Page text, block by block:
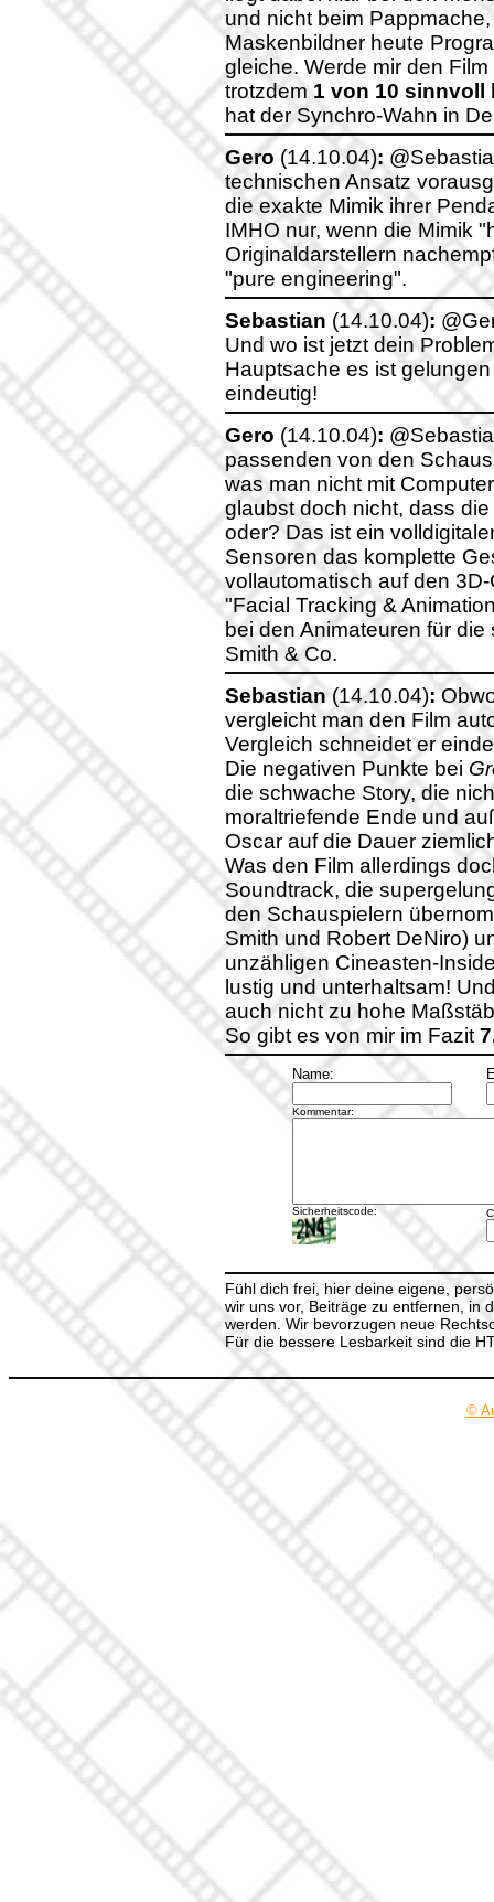
und nicht beim
Maskenbildner heute
gleiche. Werde mir den
trotzdem1 von 10 sinnvoll
hat der Synchro-Wahn in
Gero (14.10.04):
technischen Ansatz
die exakte Mimik ihrer
IMHO nur, wenn die Mimik
Originaldarstellern
"pure engineering".
Sebastian (14.10.04):
Und wo ist jetzt dein
Hauptsache es ist
eindeutig!
Gero (14.10.04):
passenden von den
was man nicht mit
glaubst doch nicht, dass
oder? Das ist ein
Sensoren das komplette
vollautomatisch auf den
"Facial Tracking &
bei den Animateuren für
Smith & Co.
Sebastian(14.10.04):
vergleicht man den Film
Vergleich schneidet er
Die negativen Punkte bei
die schwache Story, die
moraltriefende Ende und
Oscar auf die Dauer
Was den Film allerdings
Soundtrack, die
den Schauspielern
Smith und Robert DeNiro)
unzähligen Cineasten-
lustig und unterhaltsam!
auch nicht zu hohe
So gibt es von mir im Fazit
Name:
Kommentar:
Sicherheitscode:
Fühl dich frei, hier deine eigene,
wir uns vor, Beiträge zu entfernen, in
werden. Wir bevorzugen neue
Für die bessere Lesbarkeit sind die
©